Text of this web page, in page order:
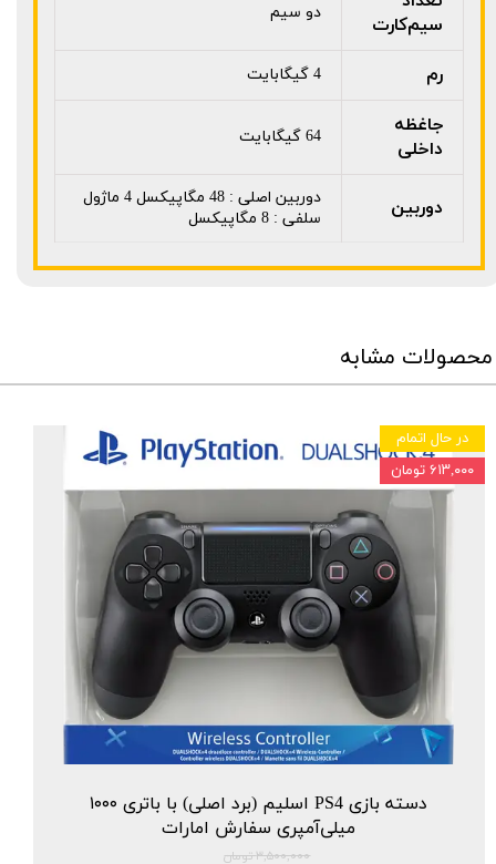
سیم‌کارت
دو سیم
رم 4 گیگابایت
جاغظه
داخلی
64 گیگابایت
دوربین
دوربین اصلی : 48 مگاپیکسل 4 ماژول
سلفی : 8 مگاپیکسل
محصولات مشابه
دسته بازی PS4 اسلیم (برد اصلی) با باتری ۱۰۰۰
میلی‌آمپری سفارش امارات
۳,۵۰۰,۰۰۰ تومان
در حال اتمام
۶۱۳,۰۰۰ تومان